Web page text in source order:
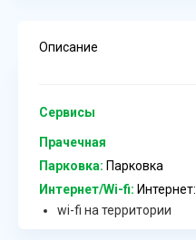
Описание
Сервисы
Прачечная
Парковка: Парковка
Интернет/Wi-fi: Интернет:
wi-fi на территории